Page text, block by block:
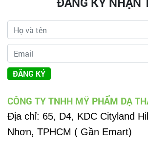
ĐĂNG KÝ
CÔNG TY TNHH MỸ PHẨM DẠ
Địa chỉ: 65, D4, KDC Cityland
Nhơn, TPHCM ( Gần Emart)